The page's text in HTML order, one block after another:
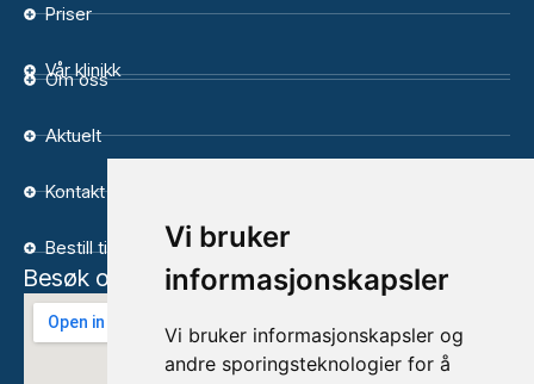
Vi bruker
informasjonskapsler
Vi bruker informasjonskapsler og
andre sporingsteknologier for å
Priser
Vår klinikk
Om oss
Aktuelt
Kontakt
Bestill time
Besøk oss